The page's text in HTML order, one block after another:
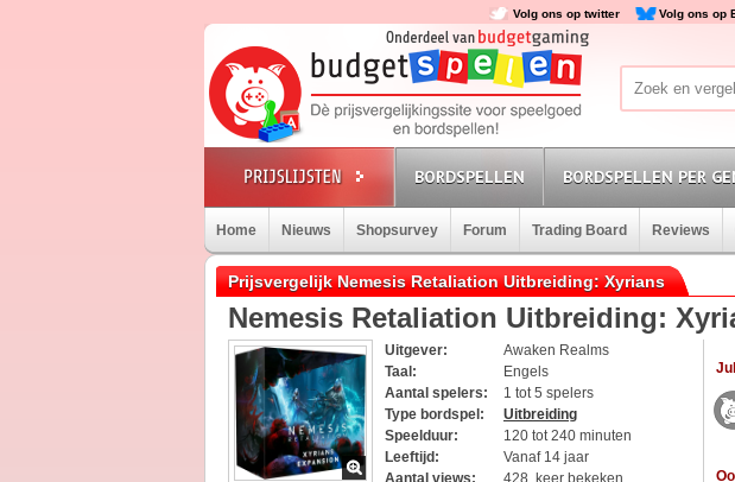
Volg ons op twitter Volg ons op
BORDSPELLEN BORDSPELLEN PER
Home Nieuws Shopsurvey Forum Trading Board Reviews
Prijsvergelijk Nemesis Retaliation Uitbreiding: Xyrians
Nemesis Retaliation Uitbreiding:
Uitgever:
Awaken Realms
Taal:
Engels
Aantal spelers:
1 tot 5 spelers
Type bordspel:
Uitbreiding
Speelduur:
120 tot 240 minuten
Leeftijd:
Vanaf 14 jaar
Aantal views:
428 keer bekeken